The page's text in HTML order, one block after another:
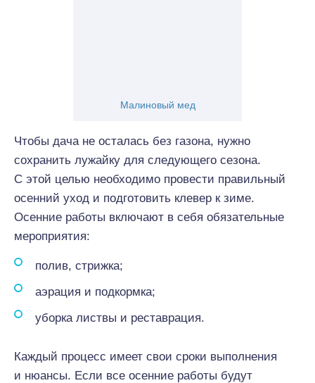
Малиновый мед
Чтобы дача не осталась без газона, нужно
сохранить лужайку для следующего сезона.
С этой целью необходимо провести правильный
осенний уход и подготовить клевер к зиме.
Осенние работы включают в себя обязательные
мероприятия:
полив, стрижка;
аэрация и подкормка;
уборка листвы и реставрация.
Каждый процесс имеет свои сроки выполнения
и нюансы. Если все осенние работы будут